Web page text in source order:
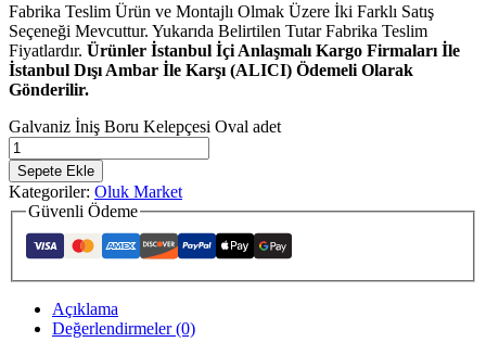
Fabrika Teslim Ürün ve Montajlı Olmak Üzere İki Farklı Satış
Seçeneği Mevcuttur. Yukarıda Belirtilen Tutar Fabrika Teslim
Fiyatlardır. Ürünler İstanbul İçi Anlaşmalı Kargo Firmaları İle
İstanbul Dışı Ambar İle Karşı (ALICI) Ödemeli Olarak
Gönderilir.
Galvaniz İniş Boru Kelepçesi Oval adet
Sepete Ekle
Kategoriler: Oluk Market
Güvenli Ödeme
Açıklama
Değerlendirmeler (0)